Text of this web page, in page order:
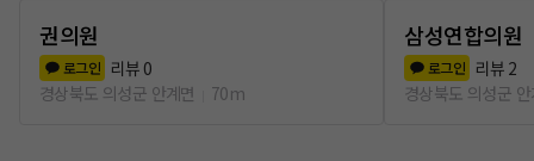
권의원
로그인 리뷰 0
경상북도 의성군 안계면
70m
삼성연합의원
로그인 리뷰 2
경상북도 의성군